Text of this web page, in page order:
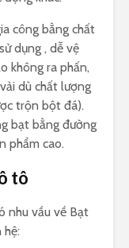
công bằng chất
dụng , dễ vệ
không ra phấn,
dù chất lượng
trộn bột đá).
bạt bằng đường
phẩm cao.
tô
nhu vầu về Bạt